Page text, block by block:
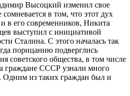
Высоцкий изменил свое
в том, что этот дух
в его современников, Никита
выступил с инициативой
Сталина. С этого началась так
порицанию подверглись
советского общества, в том числе
граждане СССР узнали много
из таких граждан был и